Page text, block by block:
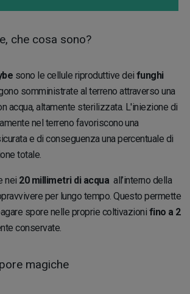
che cosa sono?
sono le cellule riproduttive dei funghi
somministrate al terreno attraverso una
acqua, altamente sterilizzata. L'iniezione di
nel terreno favoriscono una
e di conseguenza una percentuale di
totale.
nei 20 millimetri di acqua all’interno della
per lungo tempo. Questo permette
spore nelle proprie coltivazioni fino a 2
conservate.
magiche